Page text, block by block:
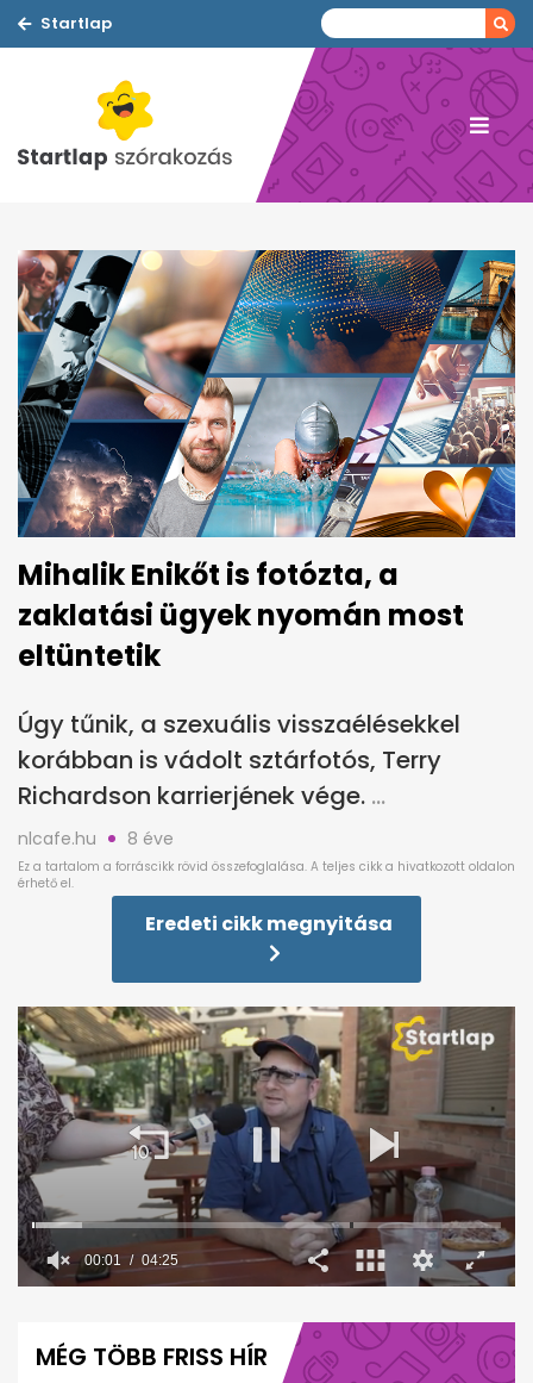
Startlap
Mihalik Enikőt is fotózta, a
zaklatási ügyek nyomán most
eltüntetik
Úgy tűnik, a szexuális visszaélésekkel
korábban is vádolt sztárfotós, Terry
Richardson karrierjének vége.
nlcafe.hu 8 éve
Eredeti cikk megnyitása
minutes,
00:02 04:25
MÉG TÖBB FRISS HÍR